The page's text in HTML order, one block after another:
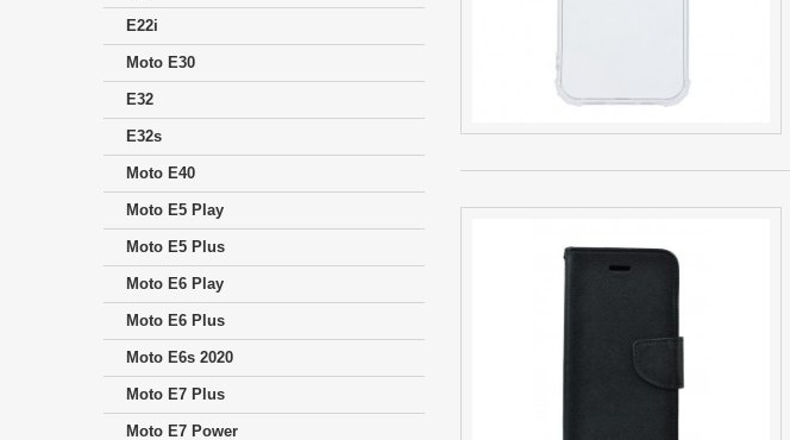
E22i
Moto E30
E32
E32s
Moto E40
Moto E5 Play
Moto E5 Plus
Moto E6 Play
Moto E6 Plus
Moto E6s 2020
Moto E7 Plus
Moto E7 Power